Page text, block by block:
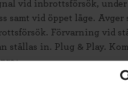
vid inbrottsförsök, under
samt vid öppet läge. Avger
Förvarning vid
ställas in. Plug & Play.